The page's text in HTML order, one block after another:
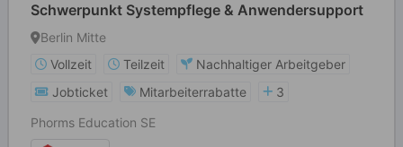
Schwerpunkt Systempflege & Anwendersupport
Berlin Mitte
Vollzeit
Teilzeit
Nachhaltiger Arbeitgeber
Jobticket
Mitarbeiterrabatte
3
Phorms Education SE